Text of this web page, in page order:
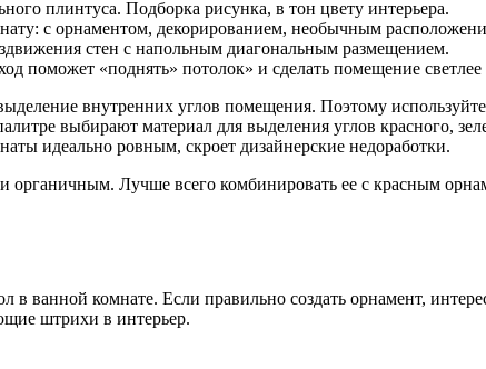
плинтуса. Подборка рисунка, в тон цвету интерьера.
с орнаментом, декорированием, необычным
стен с напольным диагональным размещением.
поможет «поднять» потолок» и сделать помещение светлее
внутренних углов помещения. Поэтому
выбирают материал для выделения углов красного,
идеально ровным, скроет дизайнерские недоработки.
Лучше всего комбинировать ее с красным
ванной комнате. Если правильно создать орнамент,
штрихи в интерьер.